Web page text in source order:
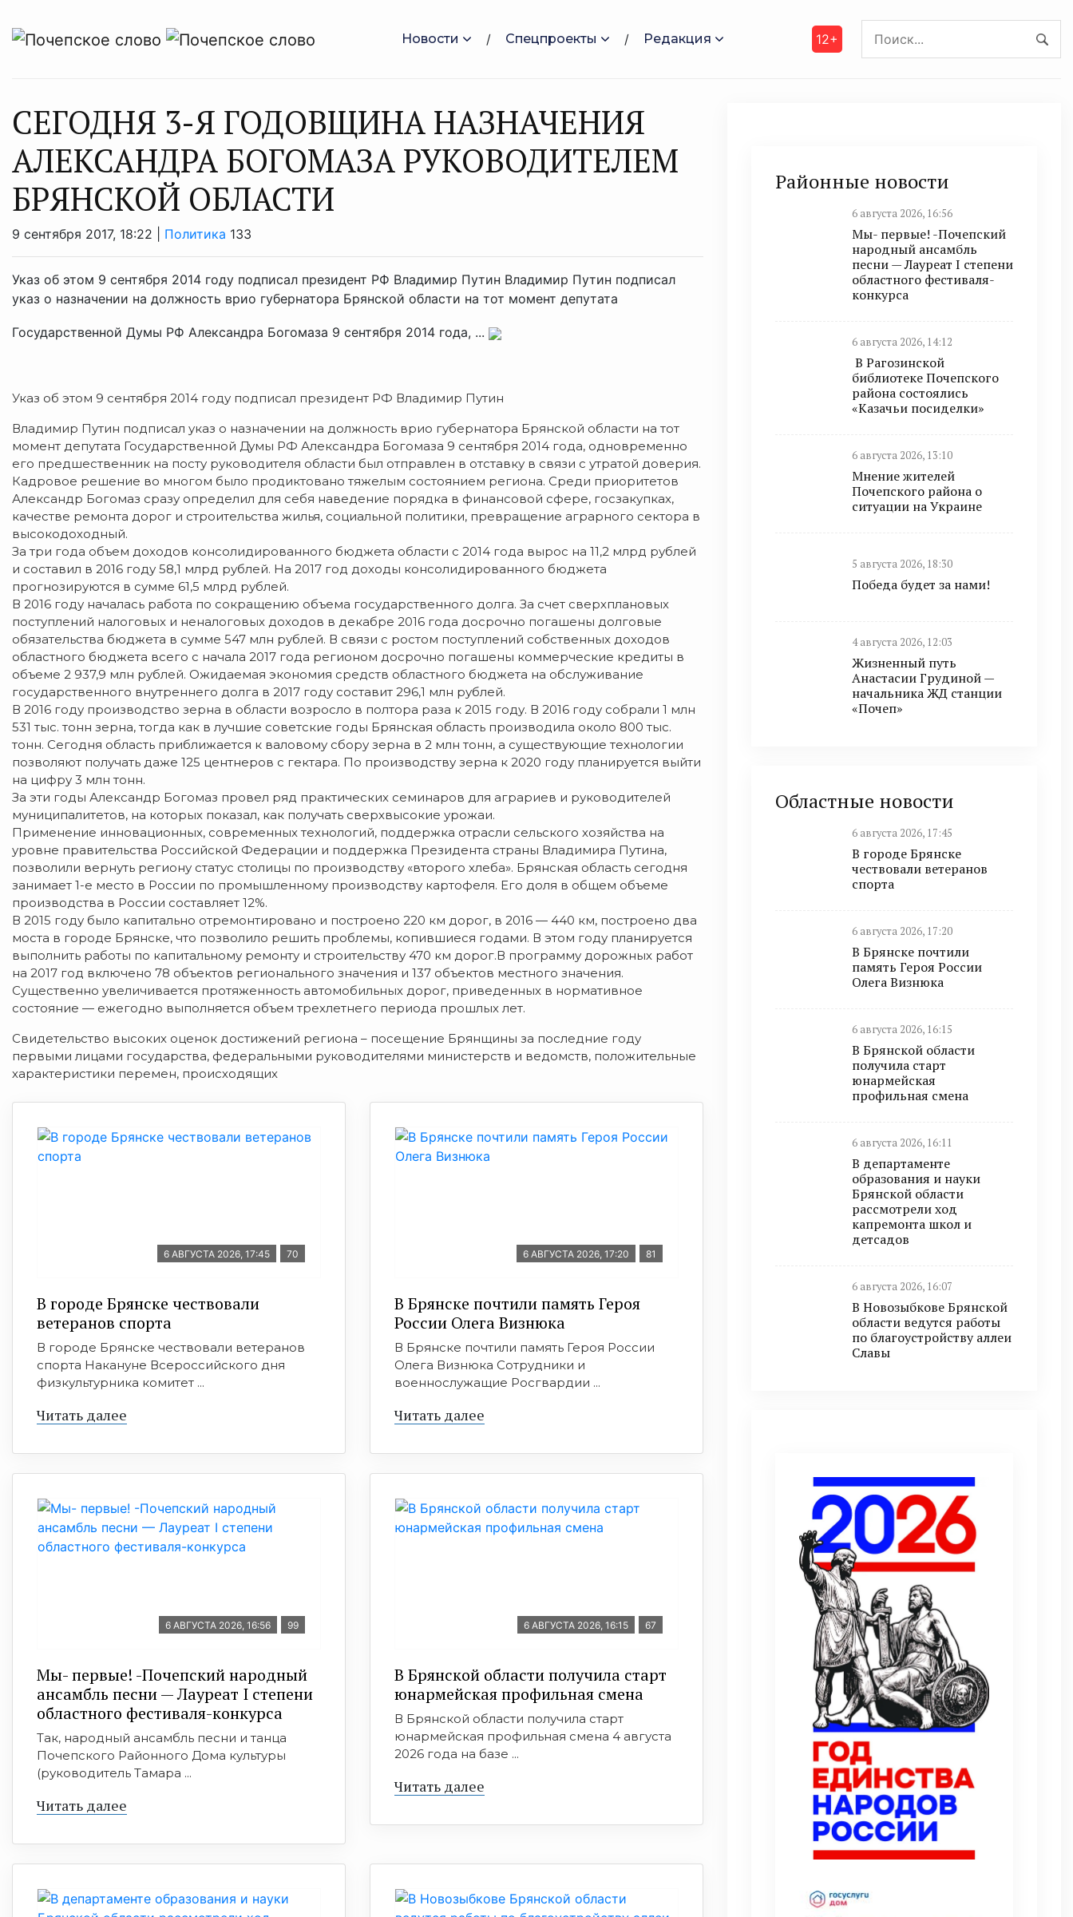
Новости Спецпроекты Редакция 12+
СЕГОДНЯ 3-Я ГОДОВЩИНА НАЗНАЧЕНИЯ
АЛЕКСАНДРА БОГОМАЗА РУКОВОДИТЕЛЕМ
БРЯНСКОЙ ОБЛАСТИ
9 сентября 2017, 18:22 | Политика 133
Указ об этом 9 сентября 2014 году подписал президент РФ Владимир Путин Владимир Путин подписал
указ о назначении на должность врио губернатора Брянской области на тот момент депутата
Государственной Думы РФ Александра Богомаза 9 сентября 2014 года, ...
Указ об этом 9 сентября 2014 году подписал президент РФ Владимир Путин
Владимир Путин подписал указ о назначении на должность врио губернатора Брянской области на тот
момент депутата Государственной Думы РФ Александра Богомаза 9 сентября 2014 года, одновременно
его предшественник на посту руководителя области был отправлен в отставку в связи с утратой доверия.
Кадровое решение во многом было продиктовано тяжелым состоянием региона. Среди приоритетов
Александр Богомаз сразу определил для себя наведение порядка в финансовой сфере, госзакупках,
качестве ремонта дорог и строительства жилья, социальной политики, превращение аграрного сектора в
высокодоходный.
За три года объем доходов консолидированного бюджета области с 2014 года вырос на 11,2 млрд рублей
и составил в 2016 году 58,1 млрд рублей. На 2017 год доходы консолидированного бюджета
прогнозируются в сумме 61,5 млрд рублей.
В 2016 году началась работа по сокращению объема государственного долга. За счет сверхплановых
поступлений налоговых и неналоговых доходов в декабре 2016 года досрочно погашены долговые
обязательства бюджета в сумме 547 млн рублей. В связи с ростом поступлений собственных доходов
областного бюджета всего с начала 2017 года регионом досрочно погашены коммерческие кредиты в
объеме 2 937,9 млн рублей. Ожидаемая экономия средств областного бюджета на обслуживание
государственного внутреннего долга в 2017 году составит 296,1 млн рублей.
В 2016 году производство зерна в области возросло в полтора раза к 2015 году. В 2016 году собрали 1 млн
531 тыс. тонн зерна, тогда как в лучшие советские годы Брянская область производила около 800 тыс.
тонн. Сегодня область приближается к валовому сбору зерна в 2 млн тонн, а существующие технологии
позволяют получать даже 125 центнеров с гектара. По производству зерна к 2020 году планируется выйти
на цифру 3 млн тонн.
За эти годы Александр Богомаз провел ряд практических семинаров для аграриев и руководителей
муниципалитетов, на которых показал, как получать сверхвысокие урожаи.
Применение инновационных, современных технологий, поддержка отрасли сельского хозяйства на
уровне правительства Российской Федерации и поддержка Президента страны Владимира Путина,
позволили вернуть региону статус столицы по производству «второго хлеба». Брянская область сегодня
занимает 1-е место в России по промышленному производству картофеля. Его доля в общем объеме
производства в России составляет 12%.
В 2015 году было капитально отремонтировано и построено 220 км дорог, в 2016 — 440 км, построено два
моста в городе Брянске, что позволило решить проблемы, копившиеся годами. В этом году планируется
выполнить работы по капитальному ремонту и строительству 470 км дорог.В программу дорожных работ
на 2017 год включено 78 объектов регионального значения и 137 объектов местного значения.
Существенно увеличивается протяженность автомобильных дорог, приведенных в нормативное
состояние — ежегодно выполняется объем трехлетнего периода прошлых лет.
Свидетельство высоких оценок достижений региона – посещение Брянщины за последние году
первыми лицами государства, федеральными руководителями министерств и ведомств, положительные
характеристики перемен, происходящих
6 АВГУСТА 2026, 17:45 70
В городе Брянске чествовали
ветеранов спорта
В городе Брянске чествовали ветеранов
спорта Накануне Всероссийского дня
физкультурника комитет ...
Читать далее
6 АВГУСТА 2026, 17:20 81
В Брянске почтили память Героя
России Олега Визнюка
В Брянске почтили память Героя России
Олега Визнюка Сотрудники и
военнослужащие Росгвардии ...
Читать далее
6 АВГУСТА 2026, 16:56 99
Мы- первые! -Почепский народный
ансамбль песни — Лауреат I степени
областного фестиваля-конкурса
Так, народный ансамбль песни и танца
Почепского Районного Дома культуры
(руководитель Тамара ...
Читать далее
6 АВГУСТА 2026, 16:15 67
В Брянской области получила старт
юнармейская профильная смена
В Брянской области получила старт
юнармейская профильная смена 4 августа
2026 года на базе ...
Читать далее
Районные новости
6 августа 2026, 16:56
Мы- первые! -Почепский
народный ансамбль
песни — Лауреат I степени
областного фестиваля-
конкурса
6 августа 2026, 14:12
В Рагозинской
библиотеке Почепского
района состоялись
«Казачьи посиделки»
6 августа 2026, 13:10
Мнение жителей
Почепского района о
ситуации на Украине
5 августа 2026, 18:30
Победа будет за нами!
4 августа 2026, 12:03
Жизненный путь
Анастасии Грудиной —
начальника ЖД станции
«Почеп»
Областные новости
6 августа 2026, 17:45
В городе Брянске
чествовали ветеранов
спорта
6 августа 2026, 17:20
В Брянске почтили
память Героя России
Олега Визнюка
6 августа 2026, 16:15
В Брянской области
получила старт
юнармейская
профильная смена
6 августа 2026, 16:11
В департаменте
образования и науки
Брянской области
рассмотрели ход
капремонта школ и
детсадов
6 августа 2026, 16:07
В Новозыбкове Брянской
области ведутся работы
по благоустройству аллеи
Славы